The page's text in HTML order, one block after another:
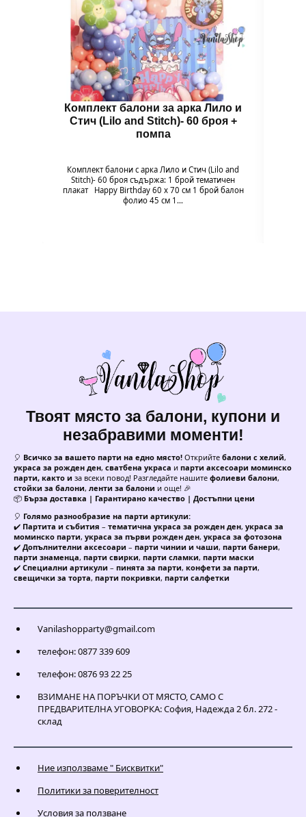
Комплект балони за арка Лило и
Стич (Lilo and Stitch)- 60 броя +
помпа
Комплект балони с арка Лило и Стич (Lilo and
Stitch)- 60 броя съдържа: 1 брой тематичен
плакат Happy Birthday 60 х 70 см 1 брой балон
фолио 45 см 1…
Твоят място за балони, купони и
незабравими моменти!
🎈 Всичко за вашето парти на едно място! Открийте балони с хелий,
украса за рожден ден, сватбена украса и парти аксесоари моминско
парти, както и за всеки повод! Разгледайте нашите фолиеви балони,
стойки за балони, ленти за балони и още! 🎉
📦 Бърза доставка | Гарантирано качество | Достъпни цени
🎈 Голямо разнообразие на парти артикули:
✔️ Партита и събития – тематична украса за рожден ден, украса за
моминско парти, украса за първи рожден ден, украса за фотозона
✔️ Допълнителни аксесоари – парти чинии и чаши, парти банери,
парти знаменца, парти свирки, парти сламки, парти маски
✔️ Специални артикули – пинята за парти, конфети за парти,
свещички за торта, парти покривки, парти салфетки
Vanilashopparty@gmail.com
телефон: 0877 339 609
телефон: 0876 93 22 25
ВЗИМАНЕ НА ПОРЪЧКИ ОТ МЯСТО, САМО С
ПРЕДВАРИТЕЛНА УГОВОРКА: София, Надежда 2 бл. 272 -
склад
Ние използваме " Бисквитки"
Политики за поверителност
Условия за ползване